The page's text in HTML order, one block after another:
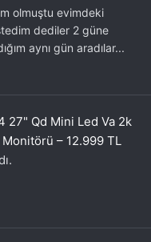
olmuştu evimdeki
dediler 2 güne
aynı gün aradılar...
27" Qd Mini Led Va 2k
– 12.999 TL